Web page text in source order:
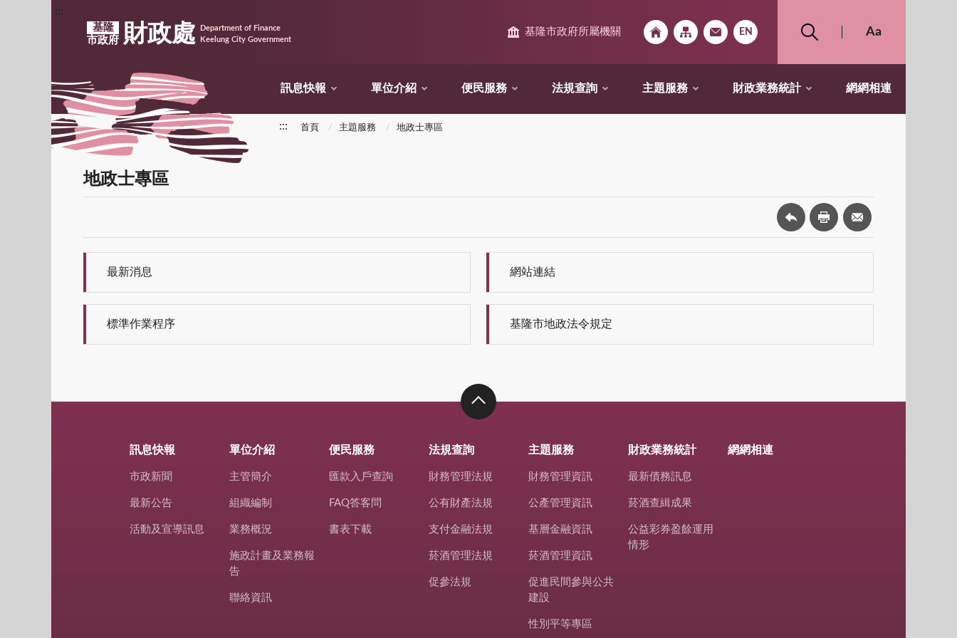
:::
基隆
市政府 財政處
Department of Finance
Keelung City Government
基隆市政府所屬機關
訊息快報 單位介紹 便民服務 法規查詢 主題服務 財政業務統計 網網相連
::: 首頁 主題服務 地政士專區
地政士專區
最新消息 網站連結
標準作業程序 基隆市地政法令規定
訊息快報
市政新聞
最新公告
活動及宣導訊息
單位介紹
主管簡介
組織編制
業務概況
施政計畫及業務報
告
聯絡資訊
便民服務
匯款入戶查詢
FAQ答客問
書表下載
法規查詢
財務管理法規
公有財產法規
支付金融法規
菸酒管理法規
促參法規
主題服務
財務管理資訊
公產管理資訊
基層金融資訊
菸酒管理資訊
促進民間參與公共
建設
性別平等專區
財政業務統計
最新債務訊息
菸酒查緝成果
公益彩券盈餘運用
情形
網網相連